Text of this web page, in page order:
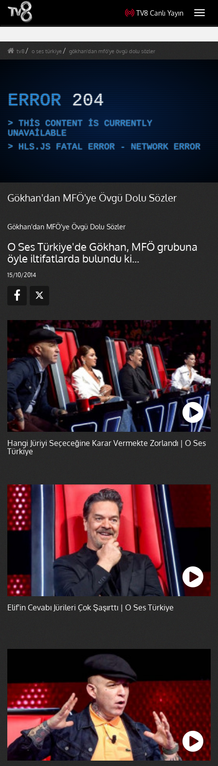
TV8 Canlı Yayın
tv8 o ses türkiye gökhan'dan mfö'ye övgü dolu sözler
ERROR 204
THIS CONTENT IS CURRENTLY
UNAVAILABLE
HLS.JS FATAL ERROR - NETWORK ERROR
Gökhan'dan MFÖ'ye Övgü Dolu Sözler
Gökhan'dan MFÖ'ye Övgü Dolu Sözler
O Ses Türkiye'de Gökhan, MFÖ grubuna
öyle iltifatlarda bulundu ki...
15/10/2014
Hangi Jüriyi Seçeceğine Karar Vermekte Zorlandı | O Ses
Türkiye
Elif'in Cevabı Jürileri Çok Şaşırttı | O Ses Türkiye